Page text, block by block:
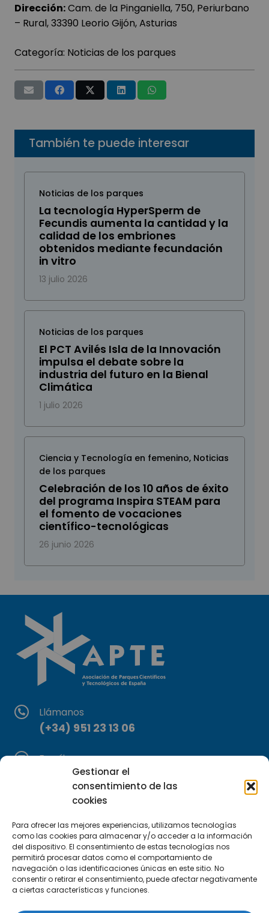
Gestionar el
consentimiento de las
cookies
Para ofrecer las mejores experiencias, utilizamos tecnologías
como las cookies para almacenar y/o acceder a la información
del dispositivo. El consentimiento de estas tecnologías nos
permitirá procesar datos como el comportamiento de
navegación o las identificaciones únicas en este sitio. No
consentir o retirar el consentimiento, puede afectar negativamente
a ciertas características y funciones.
Dirección:Cam. de la Pinganiella, 750, Periurbano
– Rural, 33390 Leorio Gijón, Asturias
Categoría: Noticias de los parques
También te puede interesar
Noticias de los parques
La tecnología HyperSperm de
Fecundis aumenta la cantidad y la
calidad de los embriones
obtenidos mediante fecundación
in vitro
13 julio 2026
Noticias de los parques
El PCT Avilés Isla de la Innovación
impulsa el debate sobre la
industria del futuro en la Bienal
Climática
1 julio 2026
Ciencia y Tecnología en femenino, Noticias
de los parques
Celebración de los 10 años de éxito
del programa Inspira STEAM para
el fomento de vocaciones
científico-tecnológicas
26 junio 2026
Llámanos
(+34) 951 23 13 06
Escríbenos
info@apte.org
Encuéntranos
C/Marie Curie, 35
29590 Campanillas, Málaga